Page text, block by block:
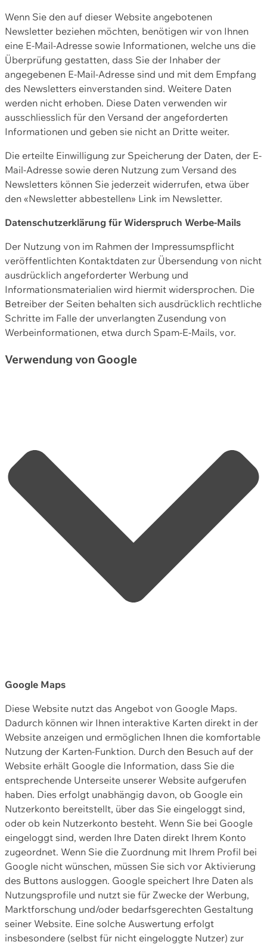
Wenn Sie den auf dieser Website angebotenen
Newsletter beziehen möchten, benötigen wir von Ihnen
eine E-Mail-Adresse sowie Informationen, welche uns die
Überprüfung gestatten, dass Sie der Inhaber der
angegebenen E-Mail-Adresse sind und mit dem Empfang
des Newsletters einverstanden sind. Weitere Daten
werden nicht erhoben. Diese Daten verwenden wir
ausschliesslich für den Versand der angeforderten
Informationen und geben sie nicht an Dritte weiter.
Die erteilte Einwilligung zur Speicherung der Daten, der E-
Mail-Adresse sowie deren Nutzung zum Versand des
Newsletters können Sie jederzeit widerrufen, etwa über
den «Newsletter abbestellen» Link im Newsletter.
Datenschutzerklärung für Widerspruch Werbe-Mails
Der Nutzung von im Rahmen der Impressumspflicht
veröffentlichten Kontaktdaten zur Übersendung von nicht
ausdrücklich angeforderter Werbung und
Informationsmaterialien wird hiermit widersprochen. Die
Betreiber der Seiten behalten sich ausdrücklich rechtliche
Schritte im Falle der unverlangten Zusendung von
Werbeinformationen, etwa durch Spam-E-Mails, vor.
Verwendung von Google
Google Maps
Diese Website nutzt das Angebot von Google Maps.
Dadurch können wir Ihnen interaktive Karten direkt in der
Website anzeigen und ermöglichen Ihnen die komfortable
Nutzung der Karten-Funktion. Durch den Besuch auf der
Website erhält Google die Information, dass Sie die
entsprechende Unterseite unserer Website aufgerufen
haben. Dies erfolgt unabhängig davon, ob Google ein
Nutzerkonto bereitstellt, über das Sie eingeloggt sind,
oder ob kein Nutzerkonto besteht. Wenn Sie bei Google
eingeloggt sind, werden Ihre Daten direkt Ihrem Konto
zugeordnet. Wenn Sie die Zuordnung mit Ihrem Profil bei
Google nicht wünschen, müssen Sie sich vor Aktivierung
des Buttons ausloggen. Google speichert Ihre Daten als
Nutzungsprofile und nutzt sie für Zwecke der Werbung,
Marktforschung und/oder bedarfsgerechten Gestaltung
seiner Website. Eine solche Auswertung erfolgt
insbesondere (selbst für nicht eingeloggte Nutzer) zur